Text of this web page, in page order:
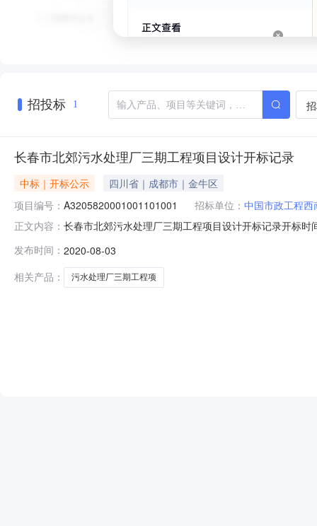
招投标 1
长春市北郊污水处理厂三期工程项目设计开标记录
中标｜开标公示
四川省｜成都市｜金牛区
项目编号： A3205820001001101001 招标单位： 中国市政工程
正文内容： 长春市北郊污水处理厂三期工程项目设计开标记录开标
谦招投标代理有限公司;项目负责人:;报价:0.00元/%;工期
发布时间： 2020-08-03
相关产品：
污水处理厂三期工程项